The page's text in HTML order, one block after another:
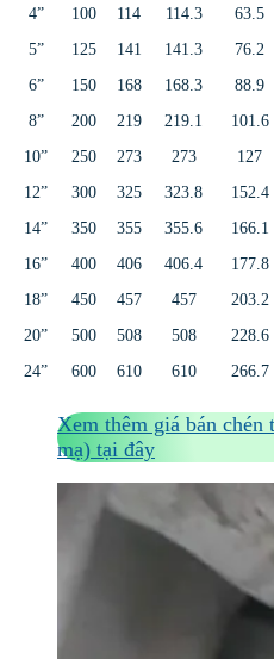
4”
100 114 114.3 63.5
5”
125 141 141.3 76.2
6”
150 168 168.3 88.9
8”
200 219 219.1 101.6
10”
250 273 273 127
12”
300 325 323.8 152.4
14”
350 355 355.6 166.1
16”
400 406 406.4 177.8
18”
450 457 457 203.2
20”
500 508 508 228.6
24”
600 610 610 266.7
Xem thêm giá bán chén
mạ) tại đây